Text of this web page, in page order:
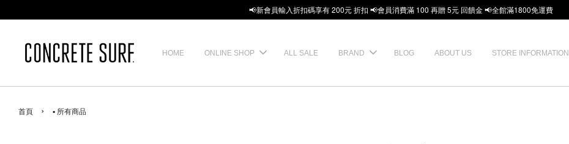
📢新會員輸入折扣碼享有 200元 折扣 📢會員消費滿 100 再贈 5元 回饋金 📢全館滿1800免運費
HOME ONLINE SHOP ALL SALE BRAND BLOG ABOUT US STORE INFORMATION
首頁 › ▪ 所有商品